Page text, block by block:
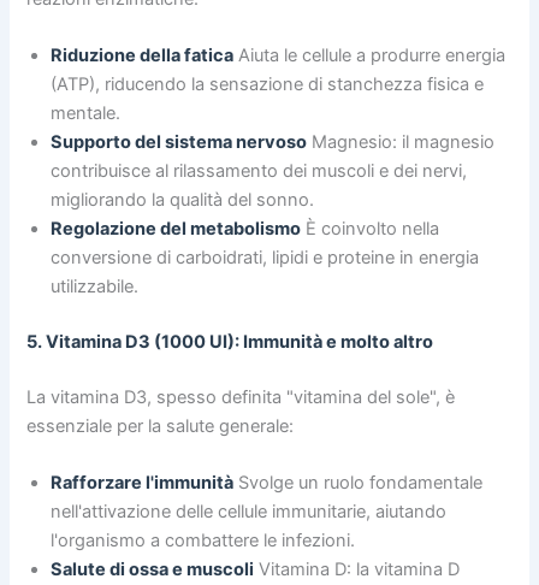
Riduzione della fatica Aiuta le cellule a produrre energia
(ATP), riducendo la sensazione di stanchezza fisica e
mentale.
Supporto del sistema nervoso Magnesio: il magnesio
contribuisce al rilassamento dei muscoli e dei nervi,
migliorando la qualità del sonno.
Regolazione del metabolismo È coinvolto nella
conversione di carboidrati, lipidi e proteine in energia
utilizzabile.
5. Vitamina D3 (1000 UI): Immunità e molto altro
La vitamina D3, spesso definita "vitamina del sole", è
essenziale per la salute generale:
Rafforzare l'immunità Svolge un ruolo fondamentale
nell'attivazione delle cellule immunitarie, aiutando
l'organismo a combattere le infezioni.
Salute di ossa e muscoli Vitamina D: la vitamina D